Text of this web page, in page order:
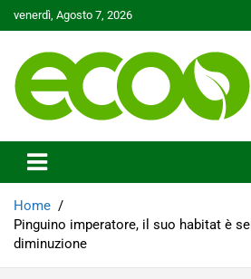
to
venerdì, Agosto 7, 2026
Ecoo.it
Home
Pinguino imperatore, il suo habitat è
diminuzione